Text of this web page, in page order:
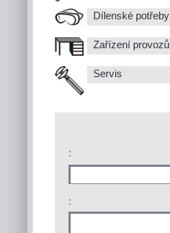
Dílenské potřeby
Zařízení provozů
Servis
:
: